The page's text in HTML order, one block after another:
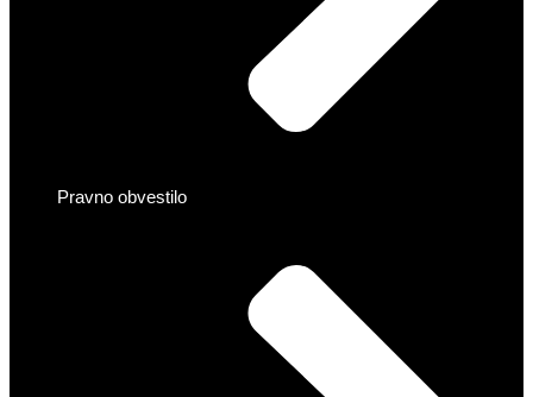
Pravno obvestilo